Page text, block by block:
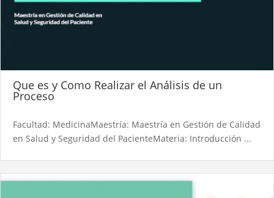
Que es y Como Realizar el Análisis de un
Proceso
Facultad: MedicinaMaestría: Maestría en Gestión de Calidad
en Salud y Seguridad del PacienteMateria: Introducción ...